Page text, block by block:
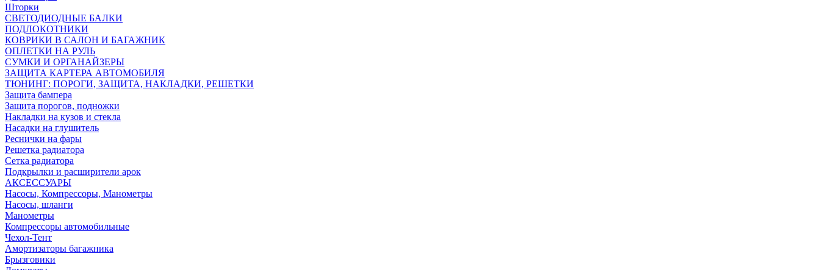
Шторки
СВЕТОДИОДНЫЕ БАЛКИ
ПОДЛОКОТНИКИ
КОВРИКИ В САЛОН И БАГАЖНИК
ОПЛЕТКИ НА РУЛЬ
СУМКИ И ОРГАНАЙЗЕРЫ
ЗАЩИТА КАРТЕРА АВТОМОБИЛЯ
ТЮНИНГ: ПОРОГИ, ЗАЩИТА, НАКЛАДКИ, РЕШЕТКИ
Защита бампера
Защита порогов, подножки
Накладки на кузов и стекла
Насадки на глушитель
Реснички на фары
Решетка радиатора
Сетка радиатора
Подкрылки и расширители арок
АКСЕССУАРЫ
Насосы, Компрессоры, Манометры
Насосы, шланги
Манометры
Компрессоры автомобильные
Чехол-Тент
Амортизаторы багажника
Брызговики